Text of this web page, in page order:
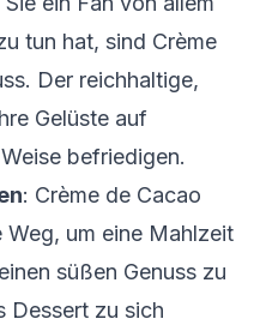
tun hat, sind Crème
Der reichhaltige,
Gelüste auf
befriedigen.
: Crème de Cacao
um eine Mahlzeit
süßen Genuss zu
Dessert zu sich